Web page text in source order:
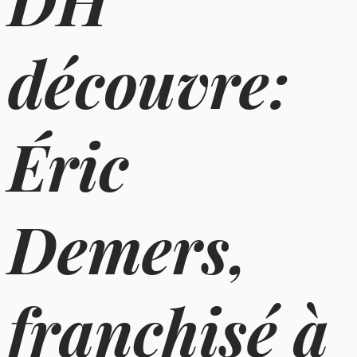
découvre:
Éric
Demers,
franchisé à